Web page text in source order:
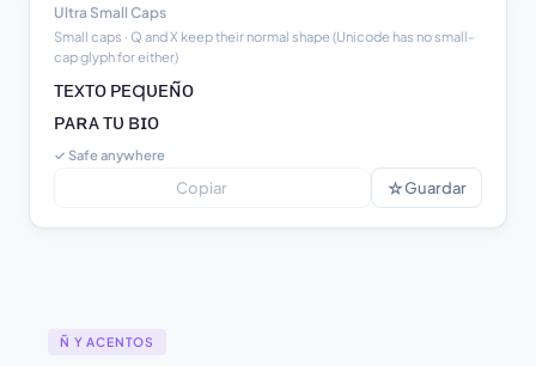
Ultra Small Caps
Small caps · Q and X keep their normal shape (Unicode has no small-
cap glyph for either)
ᴛᴇxᴛᴏ ᴘᴇqᴜᴇɴ̃ᴏ
ᴘᴀʀᴀ ᴛᴜ ʙɪᴏ
✓ Safe anywhere
Copiar ☆Guardar
Ñ Y ACENTOS